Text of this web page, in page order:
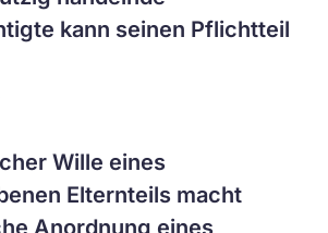
kann seinen Pflichtteil
Wille eines
Elternteils macht
Anordnung eines